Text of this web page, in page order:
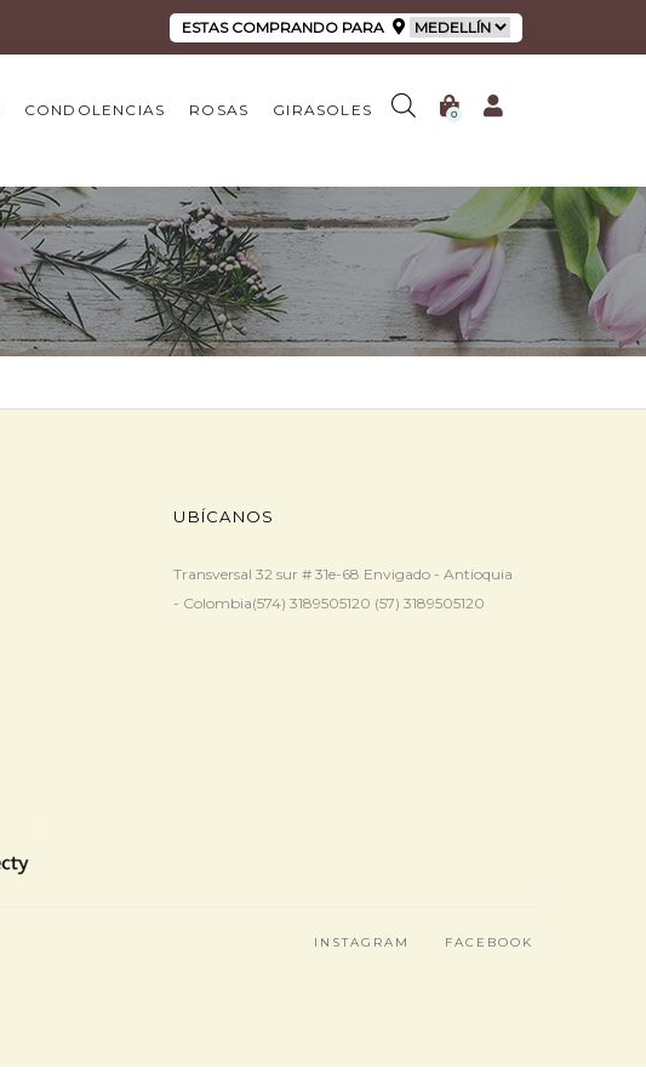
ESTAS COMPRANDO PARA
CONDOLENCIAS ROSAS GIRASOLES 0
UBÍCANOS
Transversal 32 sur # 31e-68 Envigado - Antioquia
- Colombia(574) 3189505120 (57) 3189505120
INSTAGRAM FACEBOOK